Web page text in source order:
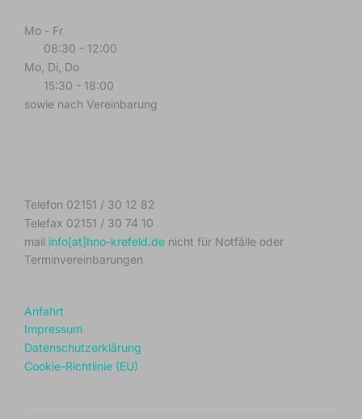
Mo - Fr
08:30 - 12:00
Mo, Di, Do
15:30 - 18:00
sowie nach Vereinbarung
Telefon 02151 / 30 12 82
Telefax 02151 / 30 74 10
mail info[at]hno-krefeld.de nicht für Notfälle oder
Terminvereinbarungen
Anfahrt
Impressum
Datenschutzerklärung
Cookie-Richtlinie (EU)